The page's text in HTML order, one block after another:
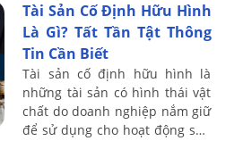
trong ...
Tài Sản Cố Định Hữu Hình
Là Gì? Tất Tần Tật Thông
Tin Cần Biết
Tài sản cố định hữu hình là
những tài sản có hình thái vật
chất do doanh nghiệp nắm giữ
để sử dụng cho hoạt động sản